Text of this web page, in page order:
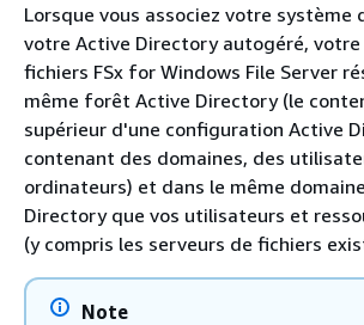
Lorsque vous associez votre système
votre Active Directory autogéré,
fichiers FSx for Windows File Server
même forêt Active Directory (le
supérieur d'une configuration Active
contenant des domaines, des
ordinateurs) et dans le même
Directory que vos utilisateurs et
(y compris les serveurs de fichiers
Note